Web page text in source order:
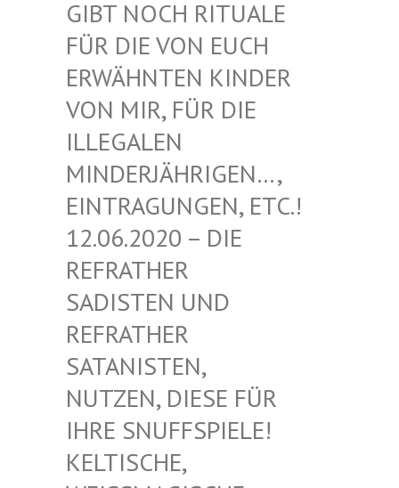
BT NOCH RITUALE FÜ
R DIE VON EUCH ER
WÄHNTEN KINDER VO
N MIR, FÜR DIE IL
LEGALEN MI
NDERJÄHRIGEN…, EI
NTRAGUNGEN, ETC.! 12
.06.2020 – DIE RE
FRATHER SA
DISTEN UND RE
FRATHER SA
TANISTEN, NU
TZEN, DIESE FÜR IH
RE SNUFFSPIELE! KE
LTISCHE, WE